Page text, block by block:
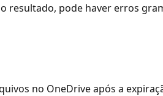
resultado, pode haver erros
no OneDrive após a